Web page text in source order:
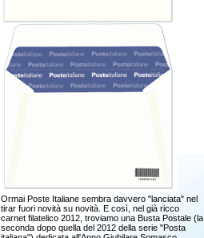
Ormai Poste Italiane sembra davvero "lanciata" nel
tirar fuori novità su novità. E così, nel già ricco
carnet filatelico 2012, troviamo una Busta Postale (la
seconda dopo quella del 2012 della serie "Posta